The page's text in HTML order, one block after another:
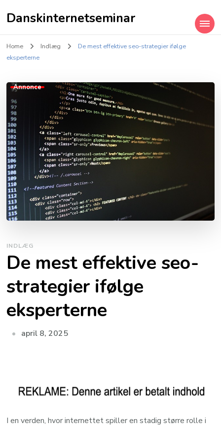
Danskinternetseminar
Home Indlæg
De mest effektive seo-strategier ifølge
eksperterne
Annonce
INDLÆG
De mest effektive seo-
strategier ifølge
eksperterne
april 8, 2025
I en verden, hvor internettet spiller en stadig større rolle i